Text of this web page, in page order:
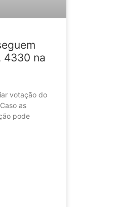
4330 na
votação do
as
pode